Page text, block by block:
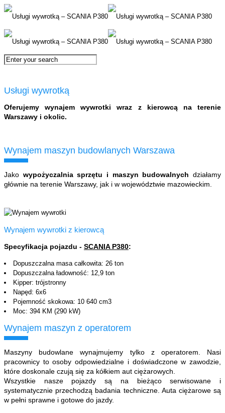
Usługi wywrotką
Oferujemy wynajem wywrotki wraz z kierowcą na terenie
Warszawy i okolic.
Wynajem maszyn budowlanych Warszawa
Jako wypożyczalnia sprzętu i maszyn budowalnychdziałamy
głównie na terenie Warszawy, jak i w województwie mazowieckim.
Wynajem wywrotki z kierowcą
Specyfikacja pojazdu - SCANIA P380:
Dopuszczalna masa całkowita: 26 ton
Dopuszczalna ładowność: 12,9 ton
Kipper: trójstronny
Napęd: 6x6
Pojemność skokowa: 10 640 cm3
Moc: 394 KM (290 kW)
Wynajem maszyn z operatorem
Maszyny budowlane wynajmujemy tylko z operatorem. Nasi
pracownicy to osoby odpowiedzialne i doświadczone w zawodzie,
które doskonale czują się za kółkiem aut ciężarowych.
Wszystkie nasze pojazdy są na bieżąco serwisowane i
systematycznie przechodzą badania techniczne. Auta ciężarowe są
w pełni sprawne i gotowe do jazdy.